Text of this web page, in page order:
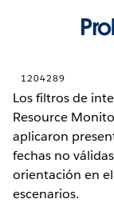
1204289
Los filtros de
Resource
aplicaron
fechas no
orientación en
escenarios.